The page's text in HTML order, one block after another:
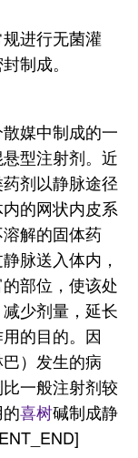
进行无菌灌
制成。
媒中制成的一
型注射剂。近
剂以静脉途径
的网状内皮系
解的固体药
脉送入体内，
部位，使该处
少剂量，延长
的目的。因
）发生的病
一般注射剂较
喜树碱制成静